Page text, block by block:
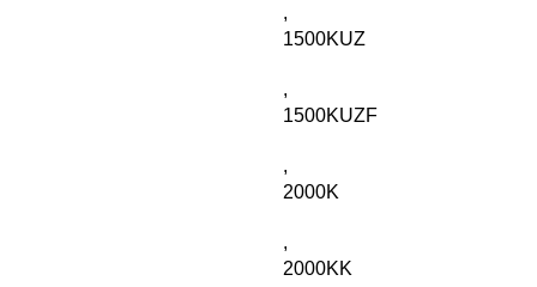
,
1500KUZ
,
1500KUZF
,
2000K
,
2000KK